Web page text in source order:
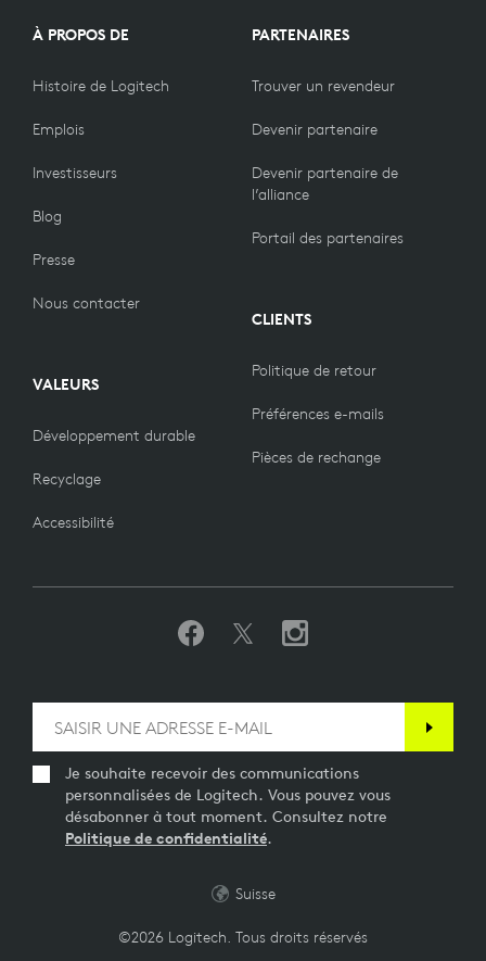
À PROPOS DE
Histoire de Logitech
Emplois
Investisseurs
Blog
Presse
Nous contacter
VALEURS
Développement durable
Recyclage
Accessibilité
PARTENAIRES
Trouver un revendeur
Devenir partenaire
Devenir partenaire de
l’alliance
Portail des partenaires
CLIENTS
Politique de retour
Préférences e-mails
Pièces de rechange
Je souhaite recevoir des communications
personnalisées de Logitech. Vous pouvez vous
désabonner à tout moment. Consultez notre
Politique de confidentialité.
©2026 Logitech. Tous droits réservés
Suisse